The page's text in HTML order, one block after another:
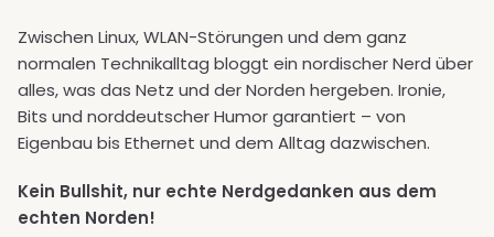
Zwischen Linux, WLAN-Störungen und dem ganz
normalen Technikalltag bloggt ein nordischer Nerd über
alles, was das Netz und der Norden hergeben. Ironie,
Bits und norddeutscher Humor garantiert – von
Eigenbau bis Ethernet und dem Alltag dazwischen.
Kein Bullshit, nur echte Nerdgedanken aus dem
echten Norden!